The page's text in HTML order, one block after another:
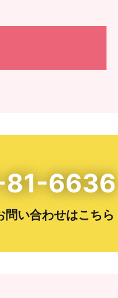
6636
問い合わせはこちら